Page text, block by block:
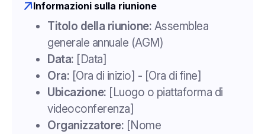
Informazioni sulla riunione
Titolo della riunione: Assemblea
generale annuale (AGM)
Data: [Data]
Ora: [Ora di inizio] - [Ora di fine]
Ubicazione: [Luogo o piattaforma di
videoconferenza]
Organizzatore: [Nome